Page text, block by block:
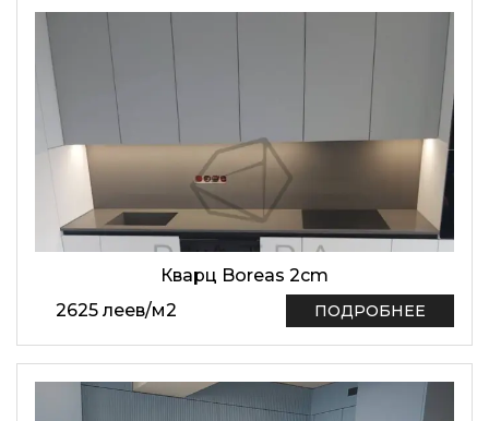
Кварц Boreas 2cm
2625 леев/м2 ПОДРОБНЕЕ